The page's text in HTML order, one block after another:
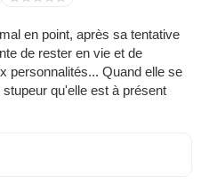
en point, après sa tentative
de rester en vie et de
personnalités... Quand elle se
qu'elle est à présent